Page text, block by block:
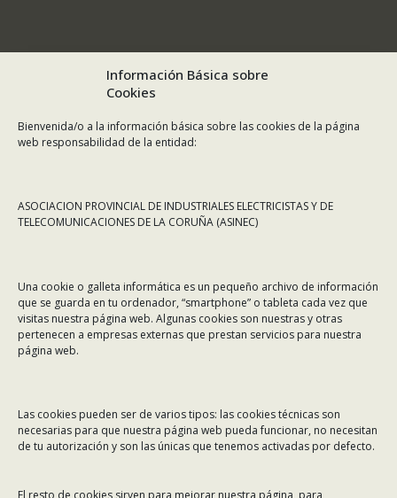
Información Básica sobre
Cookies
Bienvenida/o a la información básica sobre las cookies de la página
web responsabilidad de la entidad:
ASOCIACION PROVINCIAL DE INDUSTRIALES ELECTRICISTAS Y DE
TELECOMUNICACIONES DE LA CORUÑA (ASINEC)
Una cookie o galleta informática es un pequeño archivo de información
que se guarda en tu ordenador, “smartphone” o tableta cada vez que
visitas nuestra página web. Algunas cookies son nuestras y otras
pertenecen a empresas externas que prestan servicios para nuestra
página web.
Las cookies pueden ser de varios tipos: las cookies técnicas son
necesarias para que nuestra página web pueda funcionar, no necesitan
de tu autorización y son las únicas que tenemos activadas por defecto.
El resto de cookies sirven para mejorar nuestra página, para
Dirección: Rafael Alberti 7, 1º C-D. 15008 A Coruña
Teléfono: 981 299 710
Email: asinec@asinec.org
Noticias